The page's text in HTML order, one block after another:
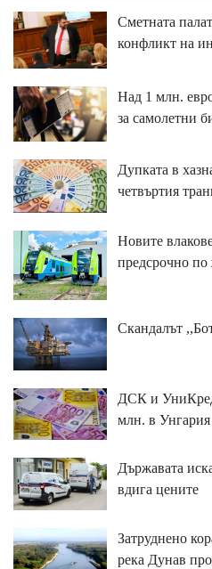
Сметната
конфликт на
Над 1 млн.
за самолетни
Дупката в
четвъртия
Новите
предсрочно
Скандалът
ДСК и
млн. в
Държавата
вдига цените
Затруднено
река Дунав